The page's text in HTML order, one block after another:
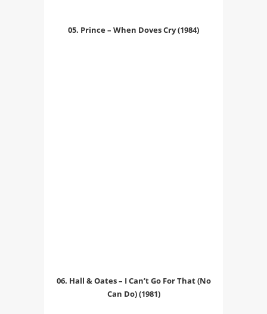
05. Prince – When Doves Cry (1984)
06. Hall & Oates – I Can’t Go For That (No
Can Do) (1981)